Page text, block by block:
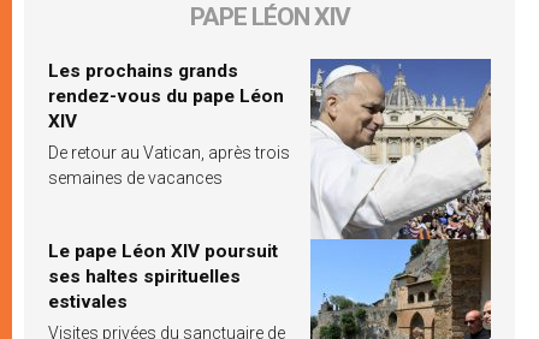
PAPE LÉON XIV
Les prochains grands
rendez-vous du pape Léon
XIV
De retour au Vatican, après trois
semaines de vacances
Le pape Léon XIV poursuit
ses haltes spirituelles
estivales
Visites privées du sanctuaire de